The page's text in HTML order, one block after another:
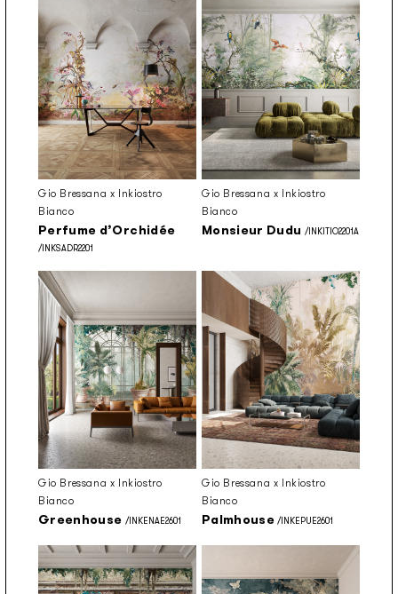
Gio Bressana x Inkiostro
Bianco
Perfume d’Orchidée
/INKSADR2201
Gio Bressana x Inkiostro
Bianco
Monsieur Dudu /INKITIO2201A
Gio Bressana x Inkiostro
Bianco
Greenhouse /INKENAE2601
Gio Bressana x Inkiostro
Bianco
Palmhouse /INKEPUE2601